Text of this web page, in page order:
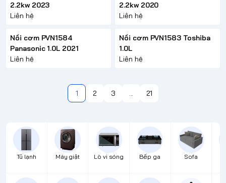
2.2kw 2023
Liên hệ
2.2kw 2020
Liên hệ
Nồi cơm PVN1584
Panasonic 1.0L 2021
Liên hệ
Nồi cơm PVN1583 Toshiba
1.0L
Liên hệ
1 2 3 ... 21
Tủ lạnh Máy giặt Lò vi sóng Bếp ga Sofa